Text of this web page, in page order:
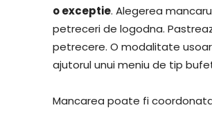
o exceptie. Alegerea
petreceri de logodna.
petrecere. O modalitate
ajutorul unui meniu de tip
Mancarea poate fi